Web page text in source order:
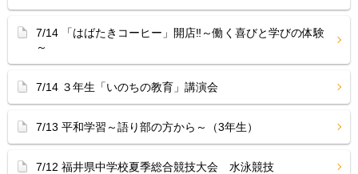
7/14 「はばたきコーヒー」開店‼︎～働く喜びと学びの体験
～
7/14 ３年生「いのちの教育」講演会
7/13 平和学習～語り部の方から～（3年生）
7/12 福井県中学校夏季総合競技大会 水泳競技